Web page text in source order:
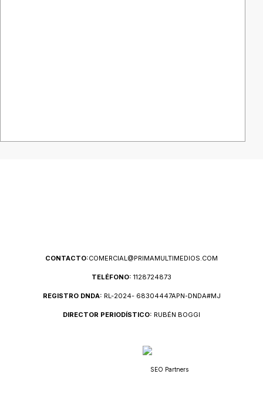
CONTACTO:COMERCIAL@PRIMAMULTIMEDIOS.COM
TELÉFONO: 1128724873
REGISTRO DNDA: RL-2024- 68304447APN-DNDA#MJ
DIRECTOR PERIODÍSTICO: RUBÉN BOGGI
SEO Partners